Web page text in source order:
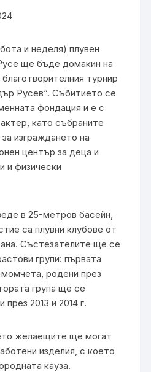
и неделя) плувен
ще бъде домакин на
турнир
Русев“. Събитието се
фондация и е с
като събраните
изграждането на
център за деца и
и физически
в 25-метров басейн,
са плувни клубове от
Състезателите ще се
групи: първата
родени през
група ще се
2013 и 2014 г.
желаещите ще могат
изделия, с което
кауза.